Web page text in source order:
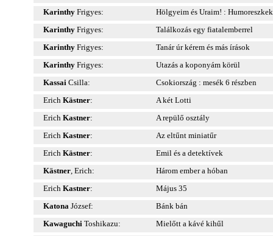
Karinthy Frigyes:
Hölgyeim és Uraim! : Humoreszkek
Karinthy Frigyes:
Találkozás egy fiatalemberrel
Karinthy Frigyes:
Tanár úr kérem és más írások
Karinthy Frigyes:
Utazás a koponyám körül
Kassai Csilla:
Csokiország : mesék 6 részben
Erich Kästner:
A két Lotti
Erich Kastner:
A repülő osztály
Erich Kastner:
Az eltűnt miniatűr
Erich Kästner:
Emil és a detektívek
Kästner, Erich:
Három ember a hóban
Erich Kastner:
Május 35
Katona József:
Bánk bán
Kawaguchi Toshikazu:
Mielőtt a kávé kihűl